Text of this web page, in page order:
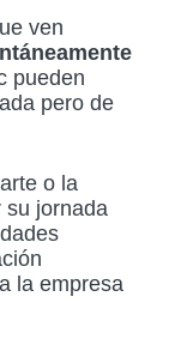
ven
pueden
pero de
o la
su jornada
la empresa